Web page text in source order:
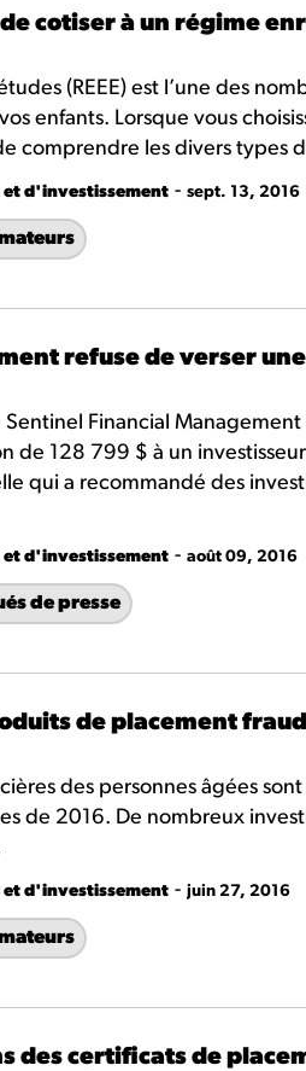
cotiser à un régime
(REEE) est l’une des
enfants. Lorsque vous
comprendre les divers types
et d'investissement - sept. 13, 2016
refuse de verser
Financial
de 128 799 $ à un
qui a recommandé des
et d'investissement - août 09, 2016
de presse
de placement
des personnes âgées sont
de 2016. De nombreux
et d'investissement - juin 27, 2016
des certificats de